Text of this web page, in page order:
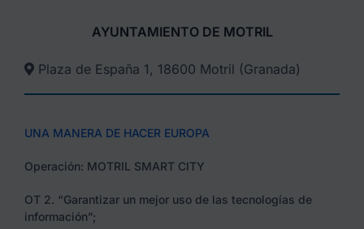
AYUNTAMIENTO DE MOTRIL
Plaza de España 1, 18600 Motril (Granada)​
UNA MANERA DE HACER EUROPA
Operación: MOTRIL SMART CITY
OT 2. “Garantizar un mejor uso de las tecnologías de
información”;